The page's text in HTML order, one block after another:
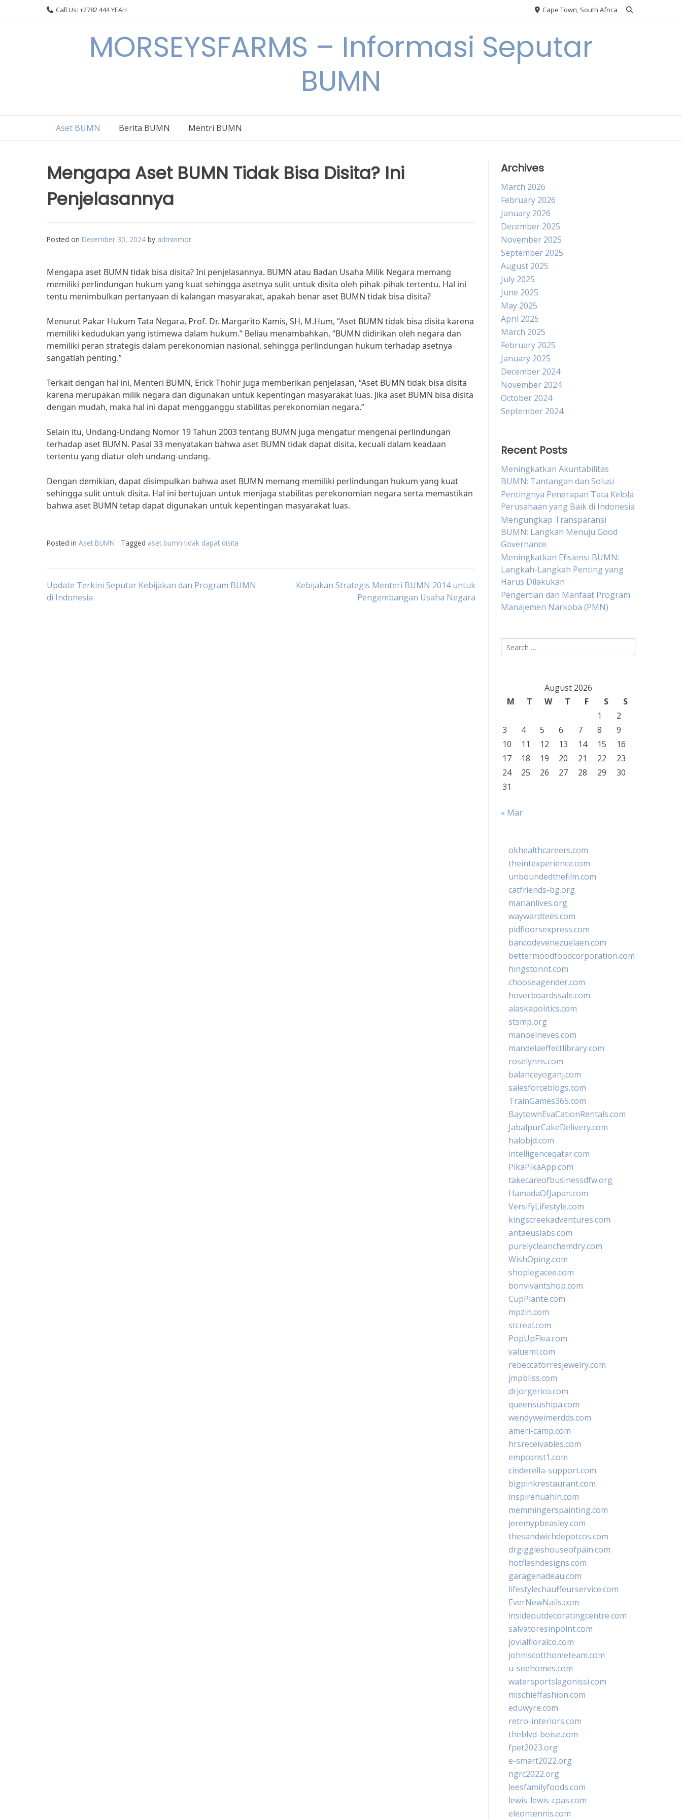
Call Us: +2782 444 YEAH Cape Town, South Africa
MORSEYSFARMS – Informasi Seputar
BUMN
Aset BUMN Berita BUMN Mentri BUMN
Mengapa Aset BUMN Tidak Bisa Disita? Ini
Penjelasannya
Posted on December 30, 2024 by adminmor
Mengapa aset BUMN tidak bisa disita? Ini penjelasannya. BUMN atau Badan Usaha Milik Negara memang
memiliki perlindungan hukum yang kuat sehingga asetnya sulit untuk disita oleh pihak-pihak tertentu. Hal ini
tentu menimbulkan pertanyaan di kalangan masyarakat, apakah benar aset BUMN tidak bisa disita?
Menurut Pakar Hukum Tata Negara, Prof. Dr. Margarito Kamis, SH, M.Hum, “Aset BUMN tidak bisa disita karena
memiliki kedudukan yang istimewa dalam hukum.” Beliau menambahkan, “BUMN didirikan oleh negara dan
memiliki peran strategis dalam perekonomian nasional, sehingga perlindungan hukum terhadap asetnya
sangatlah penting.”
Terkait dengan hal ini, Menteri BUMN, Erick Thohir juga memberikan penjelasan, “Aset BUMN tidak bisa disita
karena merupakan milik negara dan digunakan untuk kepentingan masyarakat luas. Jika aset BUMN bisa disita
dengan mudah, maka hal ini dapat mengganggu stabilitas perekonomian negara.”
Selain itu, Undang-Undang Nomor 19 Tahun 2003 tentang BUMN juga mengatur mengenai perlindungan
terhadap aset BUMN. Pasal 33 menyatakan bahwa aset BUMN tidak dapat disita, kecuali dalam keadaan
tertentu yang diatur oleh undang-undang.
Dengan demikian, dapat disimpulkan bahwa aset BUMN memang memiliki perlindungan hukum yang kuat
sehingga sulit untuk disita. Hal ini bertujuan untuk menjaga stabilitas perekonomian negara serta memastikan
bahwa aset BUMN tetap dapat digunakan untuk kepentingan masyarakat luas.
Posted in Aset BUMN Tagged aset bumn tidak dapat disita
Post
Update Terkini Seputar Kebijakan dan Program BUMN
di Indonesia
Kebijakan Strategis Menteri BUMN 2014 untuk
Pengembangan Usaha Negara
Archives
March 2026
February 2026
January 2026
December 2025
November 2025
September 2025
August 2025
July 2025
June 2025
May 2025
April 2025
March 2025
February 2025
January 2025
December 2024
November 2024
October 2024
September 2024
Recent Posts
Meningkatkan Akuntabilitas
BUMN: Tantangan dan Solusi
Pentingnya Penerapan Tata Kelola
Perusahaan yang Baik di Indonesia
Mengungkap Transparansi
BUMN: Langkah Menuju Good
Governance
Meningkatkan Efisiensi BUMN:
Langkah-Langkah Penting yang
Harus Dilakukan
Pengertian dan Manfaat Program
Manajemen Narkoba (PMN)
Search
for:
August 2026
M
T W T F S
S
1
2
3
4 5 6 7 8
9
10
11 12 13 14 15
16
17
18 19 20 21 22
23
24
25 26 27 28 29
30
31
« Mar
okhealthcareers.com
theintexperience.com
unboundedthefilm.com
catfriends-bg.org
marianlives.org
waywardtees.com
pidfloorsexpress.com
bancodevenezuelaen.com
bettermoodfoodcorporation.com
hingstonnt.com
chooseagender.com
hoverboardssale.com
alaskapolitics.com
stsmp.org
manoelneves.com
mandelaeffectlibrary.com
roselynns.com
balanceyoganj.com
salesforceblogs.com
TrainGames365.com
BaytownEvaCationRentals.com
JabalpurCakeDelivery.com
halobjd.com
intelligenceqatar.com
PikaPikaApp.com
takecareofbusinessdfw.org
HamadaOfJapan.com
VersifyLifestyle.com
kingscreekadventures.com
antaeuslabs.com
purelycleanchemdry.com
WishOping.com
shoplegacee.com
bonvivantshop.com
CupPlante.com
mpzin.com
stcreal.com
PopUpFlea.com
valueml.com
rebeccatorresjewelry.com
jmpbliss.com
drjorgerico.com
queensushipa.com
wendyweimerdds.com
ameri-camp.com
hrsreceivables.com
empconst1.com
cinderella-support.com
bigpinkrestaurant.com
inspirehuahin.com
memmingerspainting.com
jeremypbeasley.com
thesandwichdepotcos.com
drgiggleshouseofpain.com
hotflashdesigns.com
garagenadeau.com
lifestylechauffeurservice.com
EverNewNails.com
insideoutdecoratingcentre.com
salvatoresinpoint.com
jovialfloralco.com
johnlscotthometeam.com
u-seehomes.com
watersportslagonissi.com
mischieffashion.com
eduwyre.com
retro-interiors.com
theblvd-boise.com
fpet2023.org
e-smart2022.org
ngrc2022.org
leesfamilyfoods.com
lewis-lewis-cpas.com
eleontennis.com